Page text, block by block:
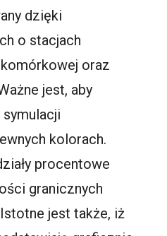
dzięki
o stacjach
oraz
jest, aby
kolorach.
procentowe
granicznych
jest także, iż